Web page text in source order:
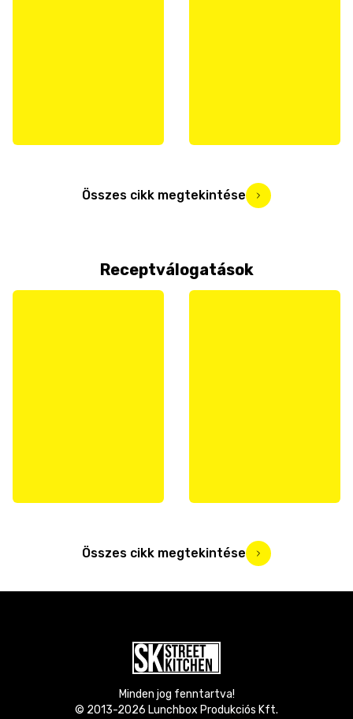
Összes cikk megtekintése
Receptválogatások
Összes cikk megtekintése
Minden jog fenntartva!
© 2013-2026 Lunchbox Produkciós Kft.